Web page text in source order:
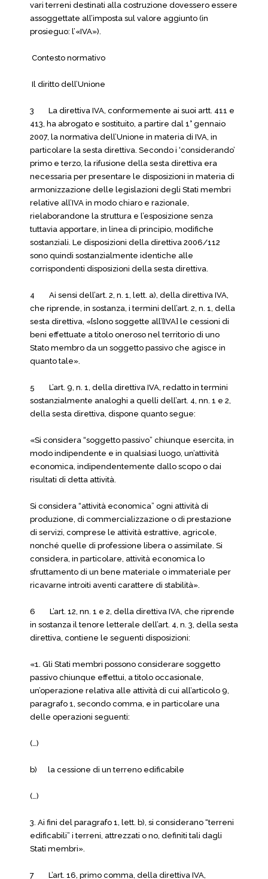
vari terreni destinati alla costruzione dovessero essere
assoggettate all’imposta sul valore aggiunto (in
prosieguo: l’«IVA»).
Contesto normativo
Il diritto dell’Unione
3 La direttiva IVA, conformemente ai suoi artt. 411 e
413, ha abrogato e sostituito, a partire dal 1° gennaio
2007, la normativa dell’Unione in materia di IVA, in
particolare la sesta direttiva. Secondo i ‘considerando’
primo e terzo, la rifusione della sesta direttiva era
necessaria per presentare le disposizioni in materia di
armonizzazione delle legislazioni degli Stati membri
relative all’IVA in modo chiaro e razionale,
rielaborandone la struttura e l’esposizione senza
tuttavia apportare, in linea di principio, modifiche
sostanziali. Le disposizioni della direttiva 2006/112
sono quindi sostanzialmente identiche alle
corrispondenti disposizioni della sesta direttiva.
4 Ai sensi dell’art. 2, n. 1, lett. a), della direttiva IVA,
che riprende, in sostanza, i termini dell’art. 2, n. 1, della
sesta direttiva, «[s]ono soggette all’[IVA] le cessioni di
beni effettuate a titolo oneroso nel territorio di uno
Stato membro da un soggetto passivo che agisce in
quanto tale».
5 L’art. 9, n. 1, della direttiva IVA, redatto in termini
sostanzialmente analoghi a quelli dell’art. 4, nn. 1 e 2,
della sesta direttiva, dispone quanto segue:
«Si considera “soggetto passivo” chiunque esercita, in
modo indipendente e in qualsiasi luogo, un’attività
economica, indipendentemente dallo scopo o dai
risultati di detta attività.
Si considera “attività economica” ogni attività di
produzione, di commercializzazione o di prestazione
di servizi, comprese le attività estrattive, agricole,
nonché quelle di professione libera o assimilate. Si
considera, in particolare, attività economica lo
sfruttamento di un bene materiale o immateriale per
ricavarne introiti aventi carattere di stabilità».
6 L’art. 12, nn. 1 e 2, della direttiva IVA, che riprende
in sostanza il tenore letterale dell’art. 4, n. 3, della sesta
direttiva, contiene le seguenti disposizioni:
«1. Gli Stati membri possono considerare soggetto
passivo chiunque effettui, a titolo occasionale,
un’operazione relativa alle attività di cui all’articolo 9,
paragrafo 1, secondo comma, e in particolare una
delle operazioni seguenti:
(…)
b) la cessione di un terreno edificabile
(…)
3. Ai fini del paragrafo 1, lett. b), si considerano “terreni
edificabili” i terreni, attrezzati o no, definiti tali dagli
Stati membri».
7 L’art. 16, primo comma, della direttiva IVA,